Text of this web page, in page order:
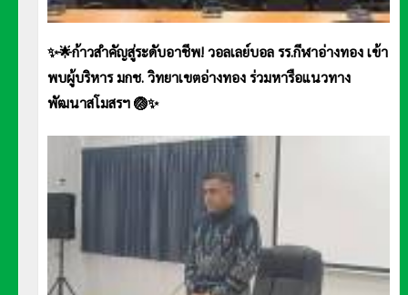
✨🌟ก้าวสำคัญสู่ระดับอาชีพ! วอลเลย์บอล รร.กีฬาอ่างทอง เข้า
พบผู้บริหาร มกช. วิทยาเขตอ่างทอง ร่วมหารือแนวทาง
พัฒนาสโมสรฯ 🏐✨